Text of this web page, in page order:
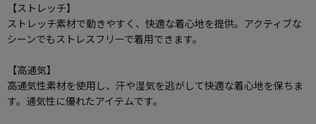
【ストレッチ】
ストレッチ素材で動きやすく、快適な着心地を提供。アクティブな
シーンでもストレスフリーで着用できます。
【高通気】
高通気性素材を使用し、汗や湿気を逃がして快適な着心地を保ちま
す。通気性に優れたアイテムです。